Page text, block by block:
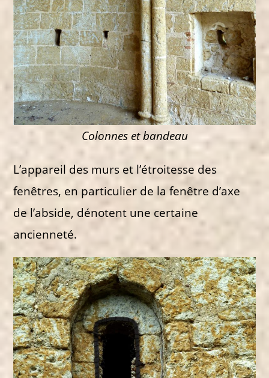
Colonnes et bandeau
L’appareil des murs et l’étroitesse des
fenêtres, en particulier de la fenêtre d’axe
de l’abside, dénotent une certaine
ancienneté.